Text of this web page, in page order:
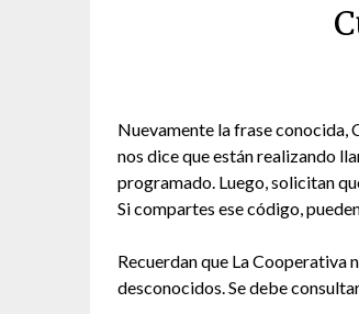
Nuevamente la frase conocida,
nos dice que están realizando
programado. Luego, solicitan
Si compartes ese código,
Recuerdan que La Cooperativa
desconocidos. Se debe